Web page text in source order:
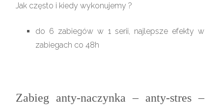
Jak często i kiedy wykonujemy ?
do 6 zabiegów w 1 serii, najlepsze efekty w
zabiegach co 48h
Zabieg anty-naczynka – anty-stres –